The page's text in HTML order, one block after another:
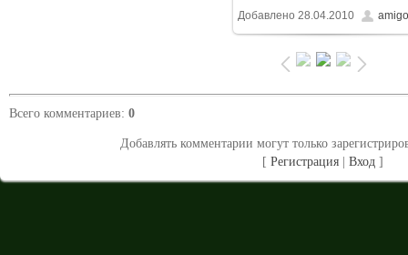
1124x1500/ 100.8Kb
Добавлено 28.04.2010 amigo
Всего комментариев: 0
Добавлять комментарии могут только
[Регистрация |Вход ]